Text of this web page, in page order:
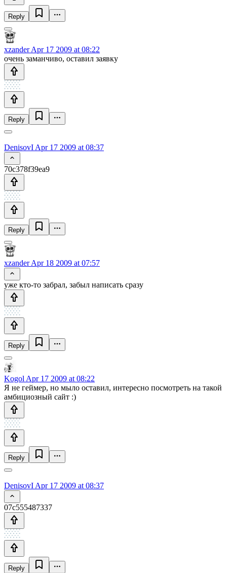
Reply
xzanderApr 17 2009 at 08:22
очень заманчиво, оставил заявку
Reply
DenisovI Apr 17 2009 at 08:37
70c378f39ea9
Reply
xzanderApr 18 2009 at 07:57
уже кто-то забрал, забыл написать сразу
Reply
Kogol Apr 17 2009 at 08:22
Я не геймер, но мыло оставил, интересно посмотреть на такой
амбициозный сайт :)
Reply
DenisovI Apr 17 2009 at 08:37
07c555487337
Reply